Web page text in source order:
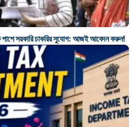
পাশে সরকারি চাকরির সুযোগ: আজই আবেদন করুন!